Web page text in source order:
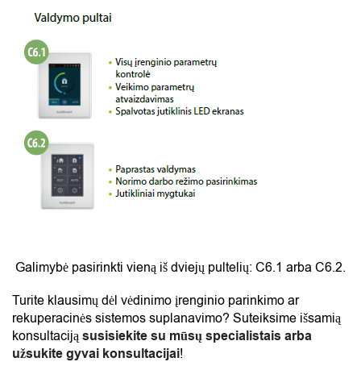
Galimybė pasirinkti vieną iš dviejų pultelių: C6.1 arba C6.2.
Turite klausimų dėl vėdinimo įrenginio parinkimo ar
rekuperacinės sistemos suplanavimo? Suteiksime išsamią
konsultacijąsusisiekite su mūsų specialistais arba
užsukite gyvai konsultacijai!